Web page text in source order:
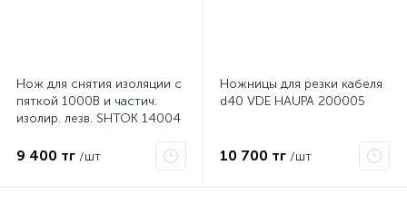
Нож для снятия изоляции с
пяткой 1000В и частич.
изолир. лезв. SHTOK 14004
9 400 тг /шт
Ножницы для резки кабеля
d40 VDE HAUPA 200005
10 700 тг /шт